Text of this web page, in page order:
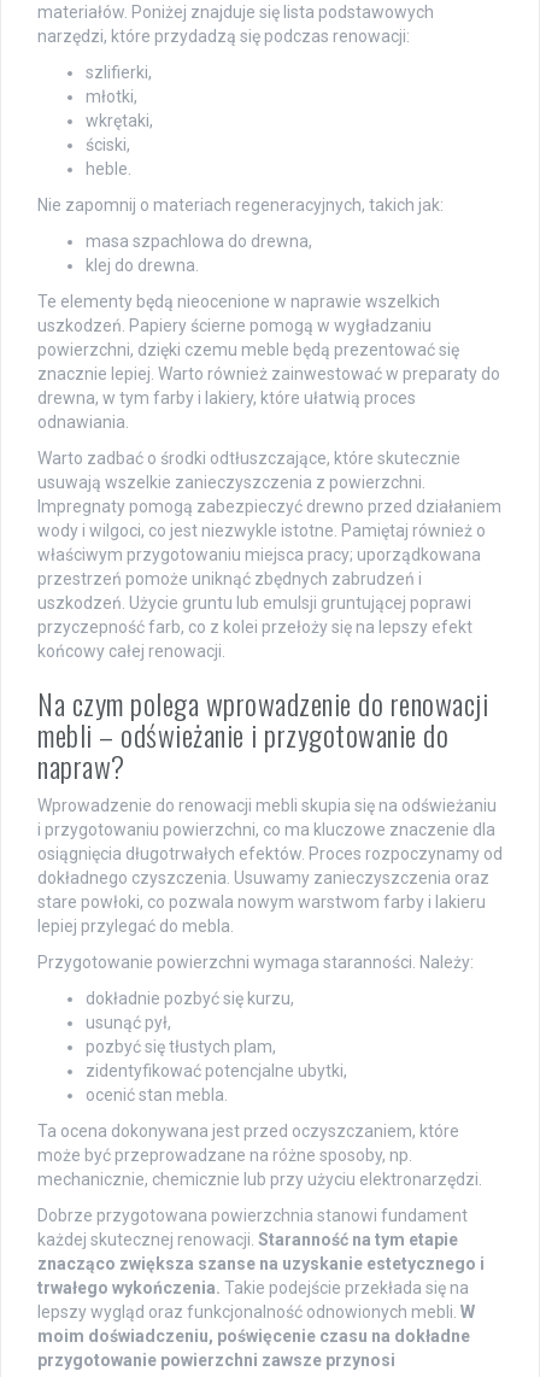
materiałów. Poniżej znajduje się lista podstawowych
narzędzi, które przydadzą się podczas renowacji:
szlifierki,
młotki,
wkrętaki,
ściski,
heble.
Nie zapomnij o materiach regeneracyjnych, takich jak:
masa szpachlowa do drewna,
klej do drewna.
Te elementy będą nieocenione w naprawie wszelkich
uszkodzeń. Papiery ścierne pomogą w wygładzaniu
powierzchni, dzięki czemu meble będą prezentować się
znacznie lepiej. Warto również zainwestować w preparaty do
drewna, w tym farby i lakiery, które ułatwią proces
odnawiania.
Warto zadbać o środki odtłuszczające, które skutecznie
usuwają wszelkie zanieczyszczenia z powierzchni.
Impregnaty pomogą zabezpieczyć drewno przed działaniem
wody i wilgoci, co jest niezwykle istotne. Pamiętaj również o
właściwym przygotowaniu miejsca pracy; uporządkowana
przestrzeń pomoże uniknąć zbędnych zabrudzeń i
uszkodzeń. Użycie gruntu lub emulsji gruntującej poprawi
przyczepność farb, co z kolei przełoży się na lepszy efekt
końcowy całej renowacji.
Na czym polega wprowadzenie do renowacji
mebli – odświeżanie i przygotowanie do
napraw?
Wprowadzenie do renowacji mebli skupia się na odświeżaniu
i przygotowaniu powierzchni, co ma kluczowe znaczenie dla
osiągnięcia długotrwałych efektów. Proces rozpoczynamy od
dokładnego czyszczenia. Usuwamy zanieczyszczenia oraz
stare powłoki, co pozwala nowym warstwom farby i lakieru
lepiej przylegać do mebla.
Przygotowanie powierzchni wymaga staranności. Należy:
dokładnie pozbyć się kurzu,
usunąć pył,
pozbyć się tłustych plam,
zidentyfikować potencjalne ubytki,
ocenić stan mebla.
Ta ocena dokonywana jest przed oczyszczaniem, które
może być przeprowadzane na różne sposoby, np.
mechanicznie, chemicznie lub przy użyciu elektronarzędzi.
Dobrze przygotowana powierzchnia stanowi fundament
każdej skutecznej renowacji. Staranność na tym etapie
znacząco zwiększa szanse na uzyskanie estetycznego i
trwałego wykończenia. Takie podejście przekłada się na
lepszy wygląd oraz funkcjonalność odnowionych mebli. W
moim doświadczeniu, poświęcenie czasu na dokładne
przygotowanie powierzchni zawsze przynosi